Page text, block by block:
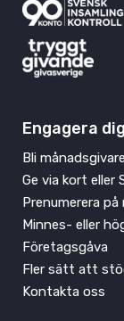
Engagera dig
Bli
Ge via kort eller
Prenumerera
Minnes- eller
Företagsgåva
Fler sätt att
Kontakta oss